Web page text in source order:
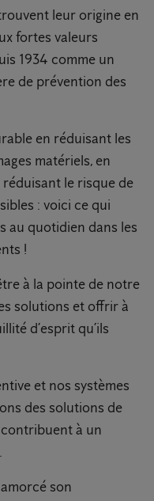
leur origine en
fortes valeurs
1934 comme un
de prévention des
en réduisant les
matériels, en
le risque de
: voici ce qui
au quotidien dans les
!
à la pointe de notre
solutions et offrir à
d’esprit qu’ils
et nos systèmes
des solutions de
à un
son